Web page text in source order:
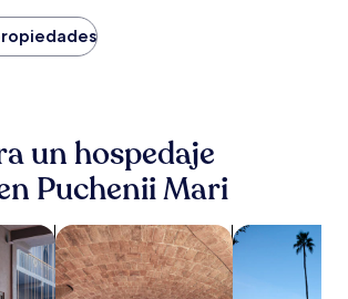
un hospedaje
Puchenii Mari
que aceptan mascotas
Buscar propiedades con spa
Buscar